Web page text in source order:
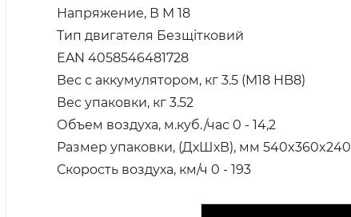
Напряжение, В M 18
Тип двигателя Безщітковий
EAN 4058546481728
Вес с аккумулятором, кг 3.5 (M18 HB8)
Вес упаковки, кг 3.52
Объем воздуха, м.куб./час 0 - 14,2
Размер упаковки, (ДхШхВ), мм 540x360x240
Скорость воздуха, км/ч 0 - 193